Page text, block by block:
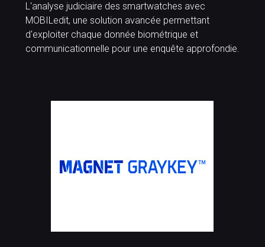
L'analyse judiciaire des smartwatches avec
MOBILedit, une solution avancée permettant
d'exploiter chaque donnée biométrique et
communicationnelle pour une enquête approfondie.